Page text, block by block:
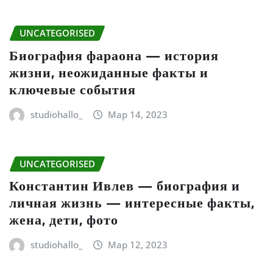
UNCATEGORISED
Биография фараона — история
жизни, неожиданные факты и
ключевые события
studiohallo_ Мар 14, 2023
UNCATEGORISED
Константин Ивлев — биография и
личная жизнь — интересные факты,
жена, дети, фото
studiohallo_ Мар 12, 2023